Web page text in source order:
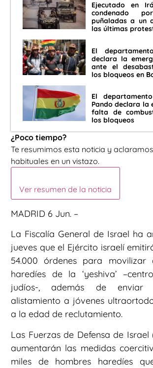
Ejecutado en
condenado
puñaladas a un
las últimas
El
declara la
ante el
los bloqueos en
El
Pando declara la
falta de
los bloqueos
¿Poco tiempo?
Te resumimos esta noticia y
habituales en un vistazo.
Ver resumen de la noticia
MADRID 6 Jun. –
La Fiscalía General de Israel ha
jueves que el Ejército israelí
54.000 órdenes para movilizar
haredíes de la ‘yeshiva’
judíos-, además de enviar
alistamiento a jóvenes
a la edad de reclutamiento.
Las Fuerzas de Defensa de
aumentarán las medidas
miles de hombres haredíes